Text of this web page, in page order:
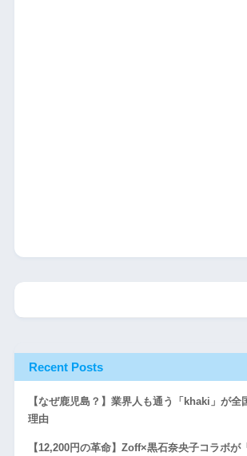
Recent Posts
【なぜ鹿児島？】業界人も通う「khaki」が全
理由
【12,200円の革命】Zoff×黒石奈央子コラボが